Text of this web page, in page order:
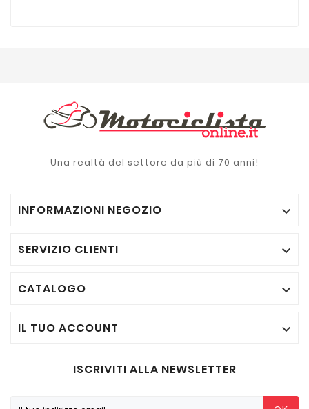
Una realtà del settore da più di 70 anni!
INFORMAZIONI NEGOZIO 
SERVIZIO CLIENTI 
CATALOGO 
IL TUO ACCOUNT 
ISCRIVITI ALLA NEWSLETTER